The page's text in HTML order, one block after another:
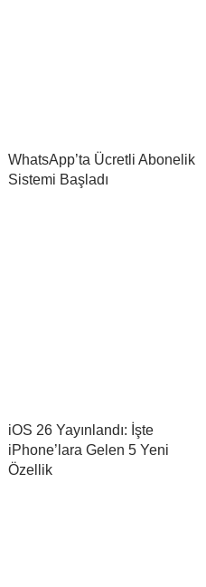
WhatsApp’ta Ücretli Abonelik
Sistemi Başladı
iOS 26 Yayınlandı: İşte
iPhone’lara Gelen 5 Yeni
Özellik